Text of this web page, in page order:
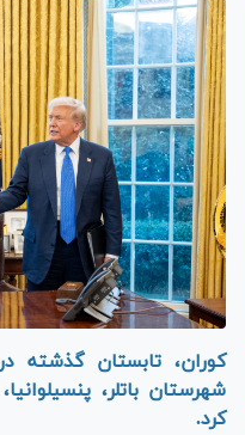
کوران، تابستان گذشته
شهرستان باتلر،
کرد.